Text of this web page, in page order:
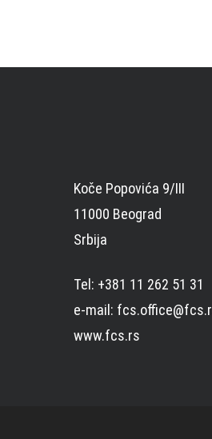
Koče Popovića 9/III
11000 Beograd
Srbija
Tel: +381 11 262 51 31
e-mail:
www.fcs.rs